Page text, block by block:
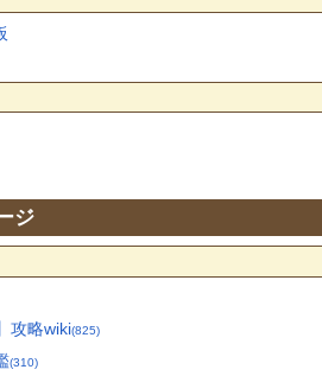
ジ
攻略wiki(825)
(310)